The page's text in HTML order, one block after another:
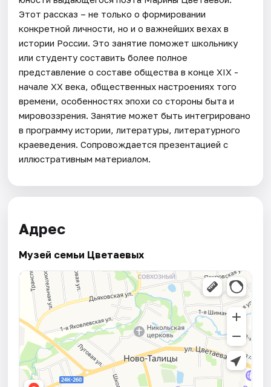
Этот рассказ – не только о формировании
конкретной личности, но и о важнейших вехах в
истории России. Это занятие поможет школьнику
или студенту составить более полное
представление о составе общества в конце XIX -
начале XX века, общественных настроениях того
времени, особенностях эпохи со стороны быта и
мировоззрения. Занятие может быть интегрировано
в программу истории, литературы, литературного
краеведения. Сопровождается презентацией с
иллюстративным материалом.
Адрес
Музей семьи Цветаевых